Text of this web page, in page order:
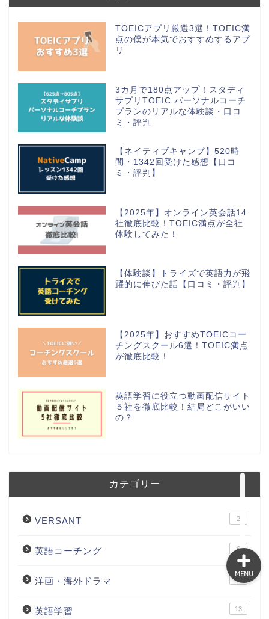
TOEICアプリ厳選3選！TOEIC満
点の僕が本気でおすすめするアプ
リ
3カ月で180点アップ！スタディ
サプリTOEIC パーソナルコーチ
プランのリアルな体験談・口コ
ミ・評判
【ネイティブキャンプ】520時
間・1342回受けた感想【口コ
ミ・評判】
【2025年】オンライン英会話14
社徹底比較！TOEIC満点が全社
体験してみた！
【体験談】トライズで英語力が飛
躍的に伸びた話【口コミ・評判】
【2025年】おすすめTOEICコー
チングスクール6選！TOEIC満点
が徹底比較！
英語学習に役立つ動画配信サイト
５社を徹底比較！結局どこがいい
の？
カテゴリー
VERSANT 2
英語コーチング 6
洋画・海外ドラマ 3
英語学習 13
MENU
TOEIC